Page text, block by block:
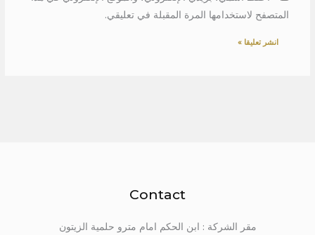
المتصفح لاستخدامها المرة المقبلة في تعليقي.
Contact
مقر الشركة : ابن الحكم امام مترو حلمية الزيتون